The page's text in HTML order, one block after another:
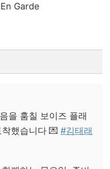
En Garde
을 훔칠 보이즈 플래
했습니다 💌 #김태래